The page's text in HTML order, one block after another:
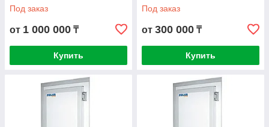
Под заказ
от 1 000 000 ₸
Купить
Под заказ
от 300 000 ₸
Купить